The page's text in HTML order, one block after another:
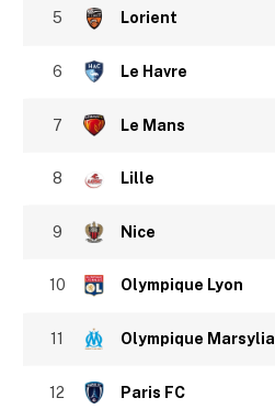
5 Lorient
6 Le Havre
7 Le Mans
8 Lille
9 Nice
10 Olympique Lyon
11 Olympique Marsylia
12 Paris FC